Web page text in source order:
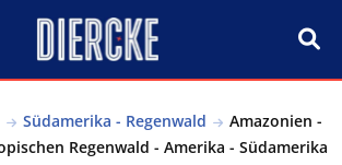
Südamerika - Regenwald
Amazonien -
Regenwald - Amerika - Südamerika